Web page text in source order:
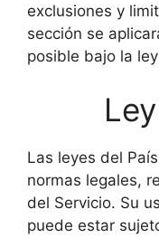
exclusiones y
sección se
posible bajo la
Las leyes del
normas legales,
del Servicio. Su
puede estar